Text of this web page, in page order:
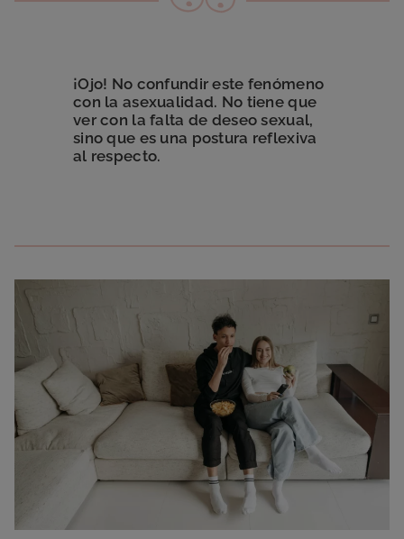
¡Ojo! No confundir este fenómeno
con la asexualidad. No tiene que
ver con la falta de deseo sexual,
sino que es una postura reflexiva
al respecto.